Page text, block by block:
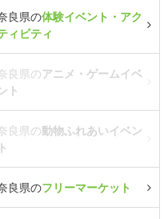
良県の体験イベント・アク
ィビティ
良県のアニメ・ゲームイベ
ト
良県の動物ふれあいイベン
ト
良県のフリーマーケット